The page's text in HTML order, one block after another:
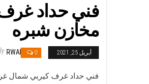
مخازن شبره
أبريل 25, 2021 0
RWAN
فني حداد غرف كيربي شمال